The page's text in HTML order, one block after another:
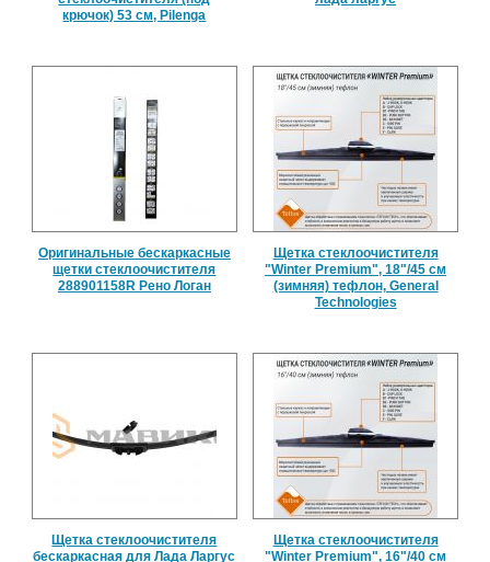
крючок) 53 см, Pilenga
Оригинальные бескаркасные
щетки стеклоочистителя
288901158R Рено Логан
Щетка стеклоочистителя
"Winter Premium", 18"/45 см
(зимняя) тефлон, General
Technologies
Щетка стеклоочистителя
бескаркасная для Лада Ларгус
Щетка стеклоочистителя
"Winter Premium", 16"/40 см